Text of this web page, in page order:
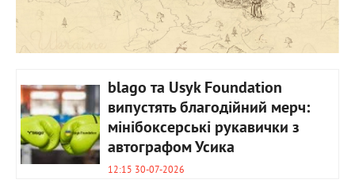
blago та Usyk Foundation
випустять благодійний мерч:
мінібоксерські рукавички з
автографом Усика
12:15 30-07-2026